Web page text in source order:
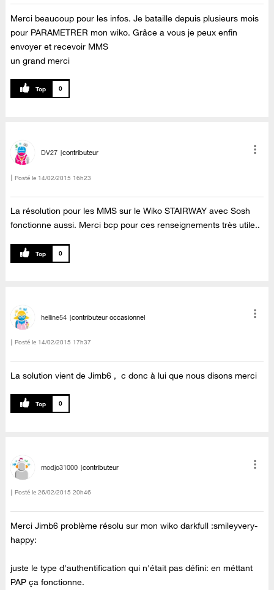
Merci beaucoup pour les infos. Je bataille depuis plusieurs mois
pour PARAMETRER mon wiko. Grâce a vous je peux enfin
envoyer et recevoir MMS
un grand merci
0
DV27 contributeur
Posté le ‎14/02/2015 16h23
La résolution pour les MMS sur le Wiko STAIRWAY avec Sosh
fonctionne aussi. Merci bcp pour ces renseignements très utile..
0
helline54 contributeur occasionnel
Posté le ‎14/02/2015 17h37
La solution vient de Jimb6 , c donc à lui que nous disons merci
0
modjo31000 contributeur
Posté le ‎26/02/2015 20h46
Merci Jimb6 problème résolu sur mon wiko darkfull :smileyvery-
happy:
juste le type d'authentification qui n'était pas défini: en méttant
PAP ça fonctionne.